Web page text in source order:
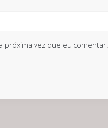
próxima vez que eu comentar.